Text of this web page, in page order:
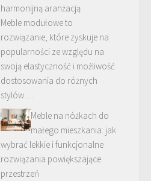
harmonijną aranżacją
Meble modułowe to
rozwiązanie, które zyskuje na
popularności ze względu na
swoją elastyczność i możliwość
dostosowania do różnych
stylów …
Meble na nóżkach do
małego mieszkania: jak
wybrać lekkie i funkcjonalne
rozwiązania powiększające
przestrzeń